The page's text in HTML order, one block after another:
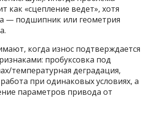
как «сцепление ведет», хотя
— подшипник или геометрия
когда износ подтверждается
пробуксовка под
температурная деградация,
при одинаковых условиях, а
параметров привода от